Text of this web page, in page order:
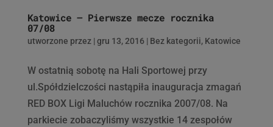
Katowice – Pierwsze mecze rocznika
07/08
utworzone przez | gru 13, 2016| Bez kategorii, Katowice
W ostatnią sobotę na Hali Sportowej przy
ul.Spółdzielczości nastąpiła inauguracja zmagań
RED BOX Ligi Maluchów rocznika 2007/08. Na
parkiecie zobaczyliśmy wszystkie 14 zespołów